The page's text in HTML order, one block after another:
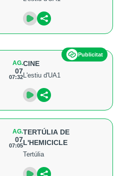
Publicitat
AG.
07
07:32
CINE
L'estiu d'UA1
AG.
07
07:05
TERTÚLIA DE
L'HEMICICLE
Tertúlia